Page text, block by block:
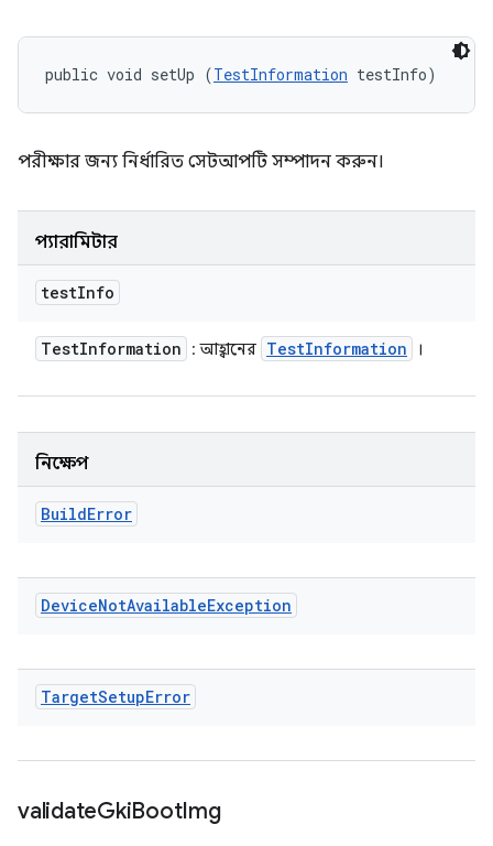
public void setUp (TestInformation testInfo)
পরীক্ষার জন্য নির্ধারিত সেটআপটি সম্পাদন করুন।
প্যারামিটার
testInfo
TestInformation : আহ্বানের TestInformation ।
নিক্ষেপ
BuildError
DeviceNotAvailableException
TargetSetupError
validateGkiBootImg